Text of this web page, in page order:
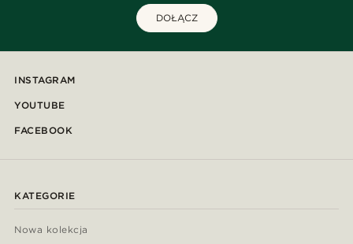
DOŁĄCZ
INSTAGRAM
YOUTUBE
FACEBOOK
KATEGORIE
Nowa kolekcja